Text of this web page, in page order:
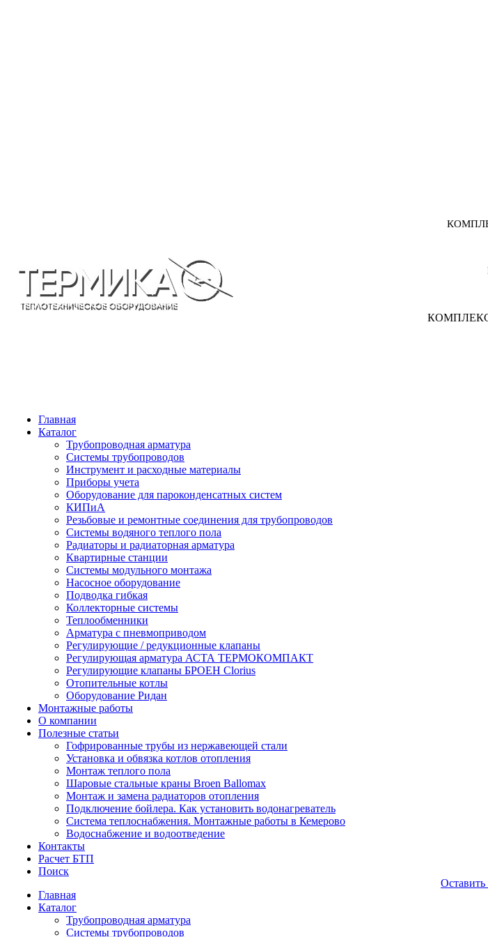
Главная
Каталог
Трубопроводная арматура
Системы трубопроводов
Инструмент и расходные материалы
Приборы учета
Оборудование для пароконденсатных систем
КИПиА
Резьбовые и ремонтные соединения для трубопроводов
Системы водяного теплого пола
Радиаторы и радиаторная арматура
Квартирные станции
Системы модульного монтажа
Насосное оборудование
Подводка гибкая
Коллекторные системы
Теплообменники
Арматура с пневмоприводом
Регулирующие / редукционные клапаны
Регулирующая арматура АСТА ТЕРМОКОМПАКТ
Регулирующие клапаны БРОЕН Clorius
Отопительные котлы
Оборудование Ридан
Монтажные работы
О компании
Полезные статьи
Гофрированные трубы из нержавеющей стали
Установка и обвязка котлов отопления
Монтаж теплого пола
Шаровые стальные краны Broen Ballomax
Монтаж и замена радиаторов отопления
Подключение бойлера. Как установить водонагреватель
Система теплоснабжения. Монтажные работы в Кемерово
Водоснабжение и водоотведение
Контакты
Расчет БТП
Поиск
Главная
Каталог
Трубопроводная арматура
Системы трубопроводов
Оставить